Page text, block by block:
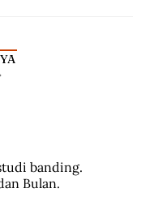
banding.
Bulan.